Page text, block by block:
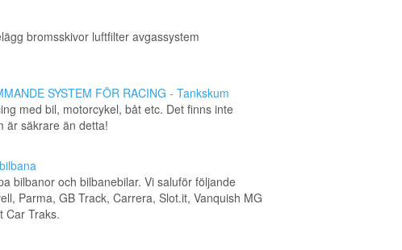
bromsskivor luftfilter avgassystem
SYSTEM FÖR RACING - Tankskum
med bil, motorcykel, båt etc. Det finns inte
är säkrare än detta!
bilbanor och bilbanebilar. Vi saluför följande
Parma, GB Track, Carrera, Slot.it, Vanquish MG
Car Traks.